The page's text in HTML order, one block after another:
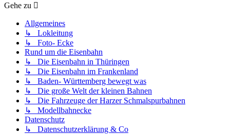
Gehe zu
Allgemeines
↳ Lokleitung
↳ Foto- Ecke
Rund um die Eisenbahn
↳ Die Eisenbahn in Thüringen
↳ Die Eisenbahn im Frankenland
↳ Baden- Württemberg bewegt was
↳ Die große Welt der kleinen Bahnen
↳ Die Fahrzeuge der Harzer Schmalspurbahnen
↳ Modellbahnecke
Datenschutz
↳ Datenschutzerklärung & Co